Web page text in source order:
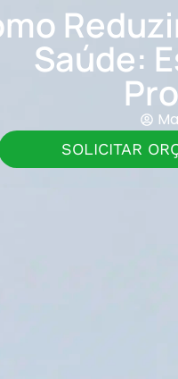
Saúde:
SOLICITAR